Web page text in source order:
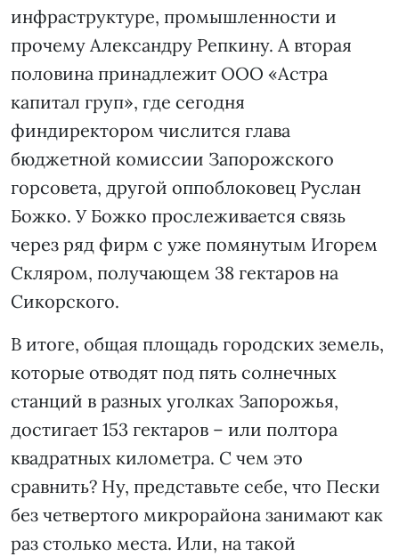
инфраструктуре, промышленности и
прочему Александру Репкину. А вторая
половина принадлежит ООО «Астра
капитал груп», где сегодня
финдиректором числится глава
бюджетной комиссии Запорожского
горсовета, другой оппоблоковец Руслан
Божко. У Божко прослеживается связь
через ряд фирм с уже помянутым Игорем
Скляром, получающем 38 гектаров на
Сикорского.
В итоге, общая площадь городских земель,
которые отводят под пять солнечных
станций в разных уголках Запорожья,
достигает 153 гектаров – или полтора
квадратных километра. С чем это
сравнить? Ну, представьте себе, что Пески
без четвертого микрорайона занимают как
раз столько места. Или, на такой